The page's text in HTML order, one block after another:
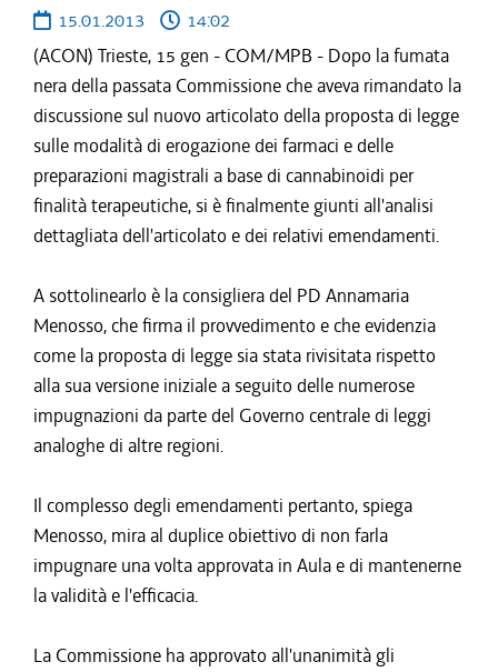
15.01.2013
14:02
(ACON) Trieste, 15 gen - COM/MPB - Dopo la fumata
nera della passata Commissione che aveva rimandato la
discussione sul nuovo articolato della proposta di legge
sulle modalità di erogazione dei farmaci e delle
preparazioni magistrali a base di cannabinoidi per
finalità terapeutiche, si è finalmente giunti all'analisi
dettagliata dell'articolato e dei relativi emendamenti.
A sottolinearlo è la consigliera del PD Annamaria
Menosso, che firma il provvedimento e che evidenzia
come la proposta di legge sia stata rivisitata rispetto
alla sua versione iniziale a seguito delle numerose
impugnazioni da parte del Governo centrale di leggi
analoghe di altre regioni.
Il complesso degli emendamenti pertanto, spiega
Menosso, mira al duplice obiettivo di non farla
impugnare una volta approvata in Aula e di mantenerne
la validità e l'efficacia.
La Commissione ha approvato all'unanimità gli